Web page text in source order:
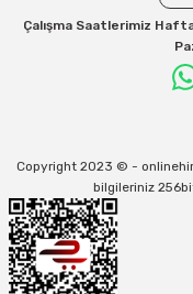
Çalışma Saatlerimiz
Copyright 2023 © -
bilgileriniz